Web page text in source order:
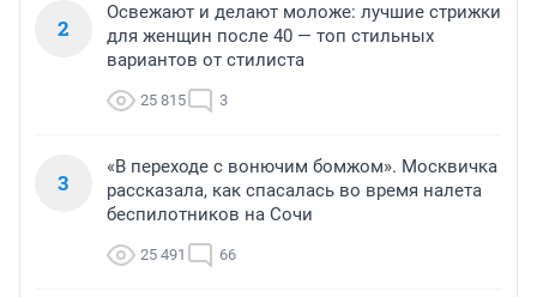
2
Освежают и делают моложе: лучшие стрижки
для женщин после 40 — топ стильных
вариантов от стилиста
25 815 3
3
«В переходе с вонючим бомжом». Москвичка
рассказала, как спасалась во время налета
беспилотников на Сочи
25 491 66